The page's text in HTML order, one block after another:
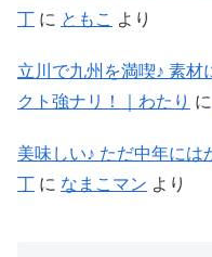
丁 に ともこ より
立川で九州を満喫♪ 素
クト強ナリ！｜わたり に
美味しい♪ ただ中年に
丁 に なまこマン より